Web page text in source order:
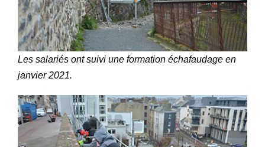
Les salariés ont suivi une formation échafaudage en
janvier 2021.